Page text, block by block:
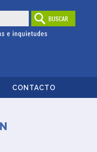
CONTACTO